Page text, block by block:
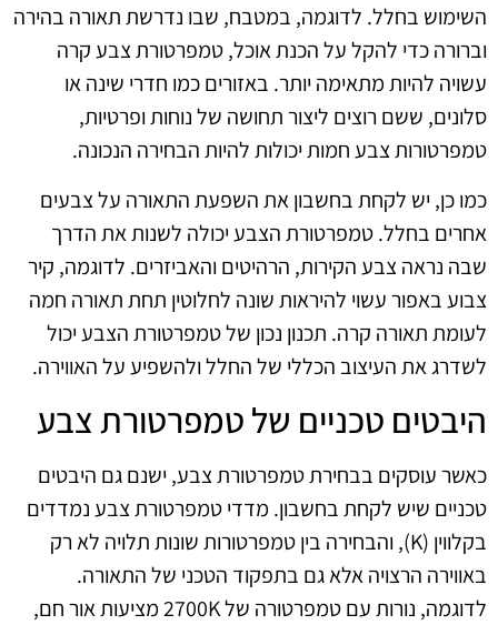
השימוש בחלל. לדוגמה, במטבח, שבו נדרשת תאורה בהירה
וברורה כדי להקל על הכנת אוכל, טמפרטורת צבע קרה
עשויה להיות מתאימה יותר. באזורים כמו חדרי שינה או
סלונים, ששם רוצים ליצור תחושה של נוחות ופרטיות,
טמפרטורות צבע חמות יכולות להיות הבחירה הנכונה.
כמו כן, יש לקחת בחשבון את השפעת התאורה על צבעים
אחרים בחלל. טמפרטורת הצבע יכולה לשנות את הדרך
שבה נראה צבע הקירות, הרהיטים והאביזרים. לדוגמה, קיר
צבוע באפור עשוי להיראות שונה לחלוטין תחת תאורה חמה
לעומת תאורה קרה. תכנון נכון של טמפרטורת הצבע יכול
לשדרג את העיצוב הכללי של החלל ולהשפיע על האווירה.
היבטים טכניים של טמפרטורת צבע
כאשר עוסקים בבחירת טמפרטורת צבע, ישנם גם היבטים
טכניים שיש לקחת בחשבון. מדדי טמפרטורת צבע נמדדים
בקלווין (K), והבחירה בין טמפרטורות שונות תלויה לא רק
באווירה הרצויה אלא גם בתפקוד הטכני של התאורה.
לדוגמה, נורות עם טמפרטורה של 2700K מציעות אור חם,